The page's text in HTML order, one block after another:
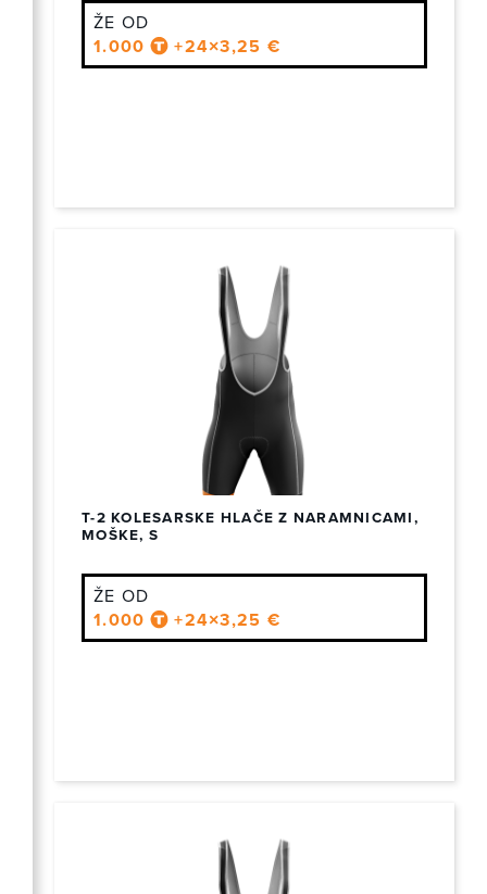
ŽE OD
1.000
+24×3,25 €
T-2 KOLESARSKE HLAČE Z NARAMNICAMI,
MOŠKE, S
ŽE OD
1.000
+24×3,25 €